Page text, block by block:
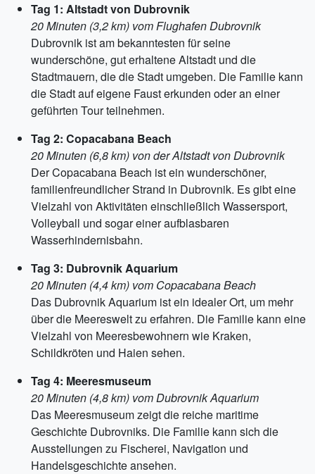
Tag 1: Altstadt von Dubrovnik
20 Minuten (3,2 km) vom Flughafen Dubrovnik
Dubrovnik ist am bekanntesten für seine
wunderschöne, gut erhaltene Altstadt und die
Stadtmauern, die die Stadt umgeben. Die Familie kann
die Stadt auf eigene Faust erkunden oder an einer
geführten Tour teilnehmen.
Tag 2: Copacabana Beach
20 Minuten (6,8 km) von der Altstadt von Dubrovnik
Der Copacabana Beach ist ein wunderschöner,
familienfreundlicher Strand in Dubrovnik. Es gibt eine
Vielzahl von Aktivitäten einschließlich Wassersport,
Volleyball und sogar einer aufblasbaren
Wasserhindernisbahn.
Tag 3: Dubrovnik Aquarium
20 Minuten (4,4 km) vom Copacabana Beach
Das Dubrovnik Aquarium ist ein idealer Ort, um mehr
über die Meereswelt zu erfahren. Die Familie kann eine
Vielzahl von Meeresbewohnern wie Kraken,
Schildkröten und Haien sehen.
Tag 4: Meeresmuseum
20 Minuten (4,8 km) vom Dubrovnik Aquarium
Das Meeresmuseum zeigt die reiche maritime
Geschichte Dubrovniks. Die Familie kann sich die
Ausstellungen zu Fischerei, Navigation und
Handelsgeschichte ansehen.